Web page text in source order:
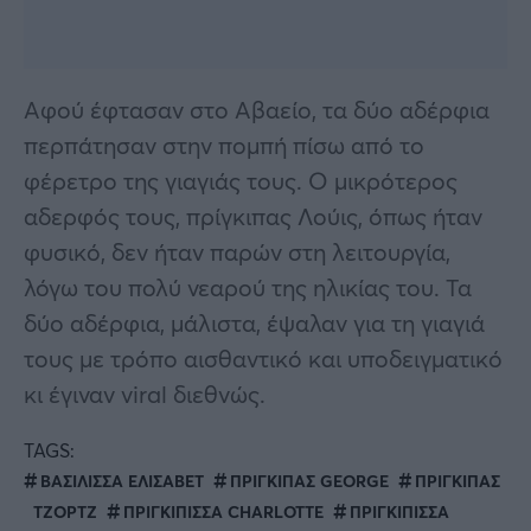
Αφού έφτασαν στο Αβαείο, τα δύο αδέρφια
περπάτησαν στην πομπή πίσω από το
φέρετρο της γιαγιάς τους. Ο μικρότερος
αδερφός τους, πρίγκιπας Λούις, όπως ήταν
φυσικό, δεν ήταν παρών στη λειτουργία,
λόγω του πολύ νεαρού της ηλικίας του. Τα
δύο αδέρφια, μάλιστα, έψαλαν για τη γιαγιά
τους με τρόπο αισθαντικό και υποδειγματικό
κι έγιναν viral διεθνώς.
TAGS:
ΒΑΣΙΛΙΣΣΑ ΕΛΙΣΑΒΕΤ ΠΡΙΓΚΙΠΑΣ GEORGE
ΠΡΙΓΚΙΠΑΣ
ΤΖΟΡΤΖ
ΠΡΙΓΚΙΠΙΣΣΑ CHARLOTTE
ΠΡΙΓΚΙΠΙΣΣΑ